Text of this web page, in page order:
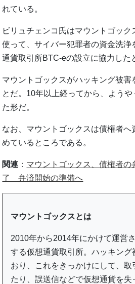
れている。
ビリュチェンコ氏はマウントゴッ
使って、サイバー犯罪者の資金洗浄
通貨取引所BTC-eの設立に協力した
マウントゴックスがハッキング被害
とだ。10年以上経ってから、よう
た形だ。
なお、マウントゴックスは債権者へ
めているところである。
関連 ： マウントゴックス、債権者の
了 弁済開始の準備へ
マウントゴックスとは
2010年から2014年にかけて運営
する仮想通貨取引所。ハッキング
おり、これをきっかけにして、
たり、誤送信などで仮想通貨を失